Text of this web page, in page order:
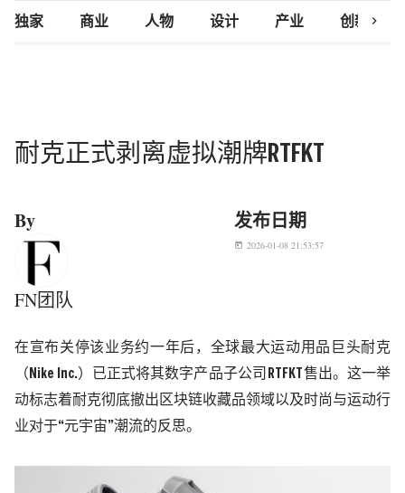
独家 商业 人物 设计 产业 创新研究
chevron_right
耐克正式剥离虚拟潮牌RTFKT
By
FN团队
发布日期
today 2026-01-08 21:53:57
在宣布关停该业务约一年后，全球最大运动用品巨头耐克
（ Nike Inc.）已正式将其数字产品子公司 RTFKT 售出。这一举
动标志着耐克彻底撤出区块链收藏品领域以及时尚与运动行
业对于“元宇宙”潮流的反思。